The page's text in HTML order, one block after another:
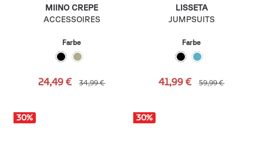
MIINO CREPE
ACCESSOIRES
Farbe
24,49 € 34,99 €
LISSETA
JUMPSUITS
Farbe
41,99 € 59,99 €
30% 30%